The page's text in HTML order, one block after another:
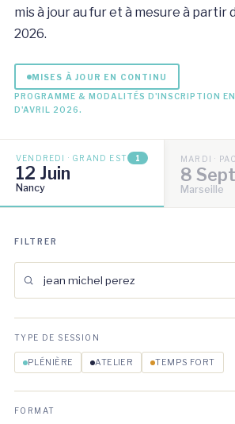
mis à jour au fur et à mesure à partir
2026.
MISES À JOUR EN CONTINU
PROGRAMME & MODALITÉS D'INSCRIPTION
D'AVRIL 2026.
VENDREDI · GRAND EST 1
12 Juin
Nancy
MARDI ·
8
Marseille
FILTRER
TYPE DE SESSION
PLÉNIÈRE ATELIER TEMPS FORT
FORMAT